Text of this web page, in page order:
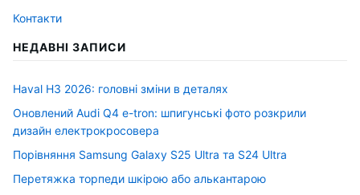
Контакти
НЕДАВНІ ЗАПИСИ
Haval H3 2026: головні зміни в деталях
Оновлений Audi Q4 e-tron: шпигунські фото розкрили
дизайн електрокросовера
Порівняння Samsung Galaxy S25 Ultra та S24 Ultra
Перетяжка торпеди шкірою або алькантарою